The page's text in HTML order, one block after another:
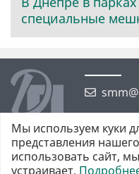
специальные
Мы используем куки
представления
использовать сайт,
устраивает.